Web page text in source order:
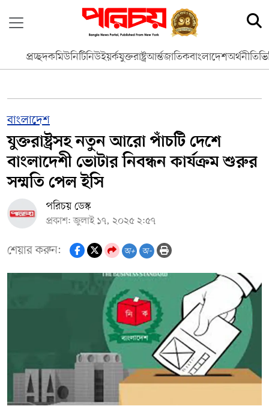
প্রচ্ছদকমিউনিটিনিউইয়র্কযুক্তরাষ্ট্রআর্ন্তজাতিকবাংলাদেশঅর্থনীতি
বাংলাদেশ
যুক্তরাষ্ট্রসহ নতুন আরো পাঁচটি দেশে
বাংলাদেশী ভোটার নিবন্ধন কার্যক্রম শুরুর
সম্মতি পেল ইসি
পরিচয় ডেস্ক
প্রকাশ: জুলাই ১৭, ২০২৫ ২:৫৭
শেয়ার করুন: অ+ অ-